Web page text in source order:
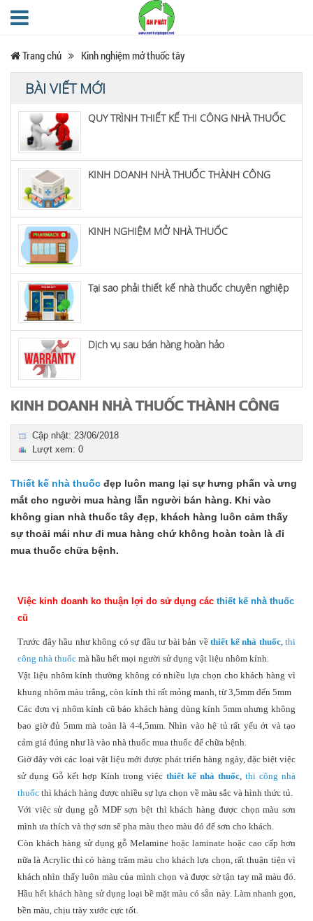
Trang chủ Kinh nghiệm mở thuốc tây
BÀI VIẾT MỚI
QUY TRÌNH THIẾT KẾ THI CÔNG NHÀ THUỐC
KINH DOANH NHÀ THUỐC THÀNH CÔNG
KINH NGHIỆM MỞ NHÀ THUỐC
Tại sao phải thiết kế nhà thuốc chuyên nghiệp
Dịch vụ sau bán hàng hoàn hảo
KINH DOANH NHÀ THUỐC THÀNH CÔNG
Cập nhật: 23/06/2018
Lượt xem: 0
Thiết kế nhà thuốc đẹp luôn mang lại sự hưng phấn và ưng
mắt cho người mua hàng lẫn người bán hàng. Khi vào
không gian nhà thuốc tây đẹp, khách hàng luôn cảm thấy
sự thoải mái như đi mua hàng chứ không hoàn toàn là đi
mua thuốc chữa bệnh.
Việc kinh doanh ko thuận lợi do sử dụng các thiết kế nhà thuốc
cũ
Trước đây hầu như không có sự đầu tư bài bản về thiết kế nhà thuốc, thi
công nhà thuốc mà hầu hết mọi người sử dụng vật liệu nhôm kính.
Vật liệu nhôm kính thường không có nhiều lựa chọn cho khách hàng vì
khung nhôm màu trắng, còn kính thì rất mỏng manh, từ 3,5mm đến 5mm
Các đơn vị nhôm kính cũ báo khách hàng dùng kính 5mm nhưng không
bao giờ đủ 5mm mà toàn là 4-4,5mm. Nhìn vào hệ tủ rất yếu ớt và tạo
cảm giá đúng như là vào nhà thuốc mua thuốc để chữa bệnh.
Giờ đây với các loại vật liệu mới được phát triển hàng ngày, đặc biệt việc
sử dụng Gỗ kết hợp Kính trong việc thiết kế nhà thuốc, thi công nhà
thuốc thì khách hàng được nhiều sự lựa chọn về màu sắc và hình thức tủ.
Với việc sử dụng gỗ MDF sợn bệt thì khách hàng được chọn màu sơn
mình ưa thích và thợ sơn sẽ pha màu theo màu đó để sơn cho khách.
Còn khách hàng sử dụng gỗ Melamine hoặc laminate hoặc cao cấp hơn
nữa là Acrylic thì có hàng trăm màu cho khách lựa chọn, rất thuận tiện vì
khách nhìn thấy luôn màu của mình chọn và được sờ tận tay mã màu đó.
Hầu hết khách hàng sử dụng loại bề mặt màu có sẵn này. Làm nhanh gọn,
bền màu, chịu trày xước cực tốt.